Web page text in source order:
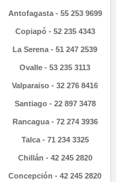
Antofagasta - 55 253 9699
Copiapó - 52 235 4343
La Serena - 51 247 2539
Ovalle - 53 235 3113
Valparaiso - 32 276 8416
Santiago - 22 897 3478
Rancagua - 72 274 3936
Talca - 71 234 3325
Chillán - 42 245 2820
Concepción - 42 245 2820